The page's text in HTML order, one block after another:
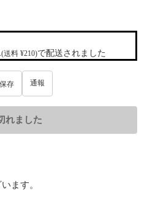
(送料 ¥210)で配送されました
保存 通報
れました
ます。